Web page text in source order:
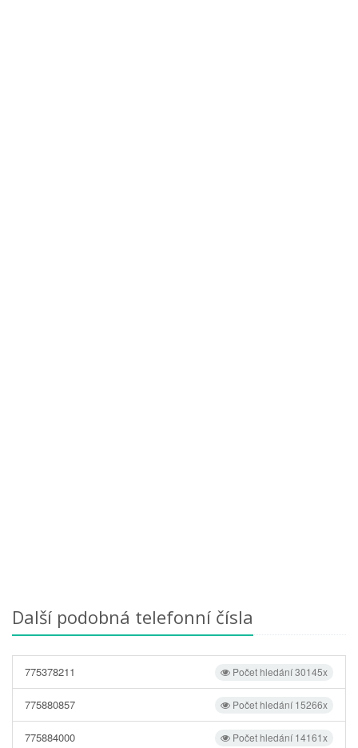
Další podobná telefonní čísla
Počet hledání 30145x
775378211
Počet hledání 15266x
775880857
Počet hledání 14161x
775884000